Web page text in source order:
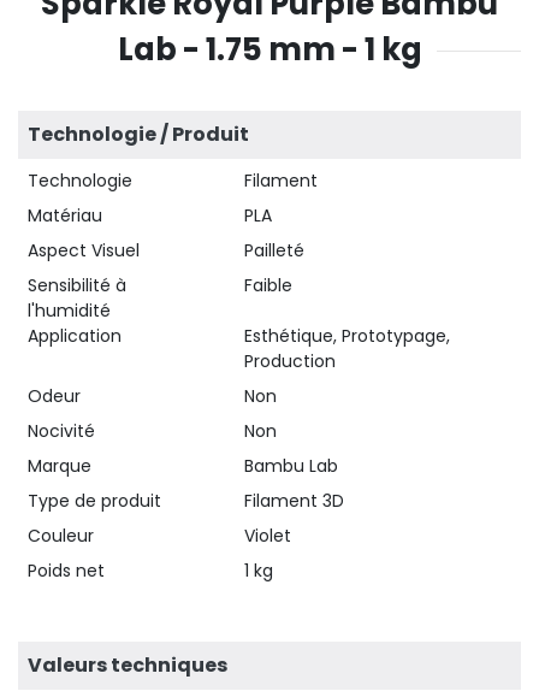
Lab - 1.75 mm - 1 kg
Technologie / Produit
Technologie
Filament
Matériau
PLA
Aspect Visuel
Pailleté
Sensibilité à
l'humidité
Faible
Application
Esthétique, Prototypage,
Production
Odeur
Non
Nocivité
Non
Marque
Bambu Lab
Type de produit
Filament 3D
Couleur
Violet
Poids net
1 kg
Valeurs techniques